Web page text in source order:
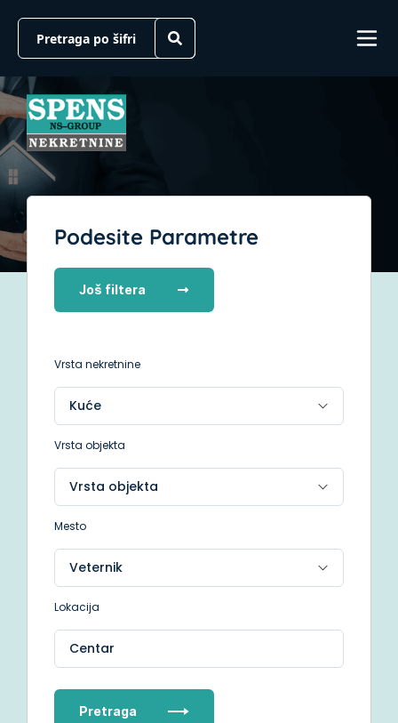
Podesite Parametre
Još filtera
Vrsta nekretnine
Vrsta objekta
Mesto
Lokacija
Centar
Pretraga